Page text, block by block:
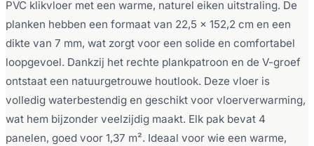
PVC klikvloer met een warme, naturel eiken uitstraling. De
planken hebben een formaat van 22,5 x 152,2 cm en een
dikte van 7 mm, wat zorgt voor een solide en comfortabel
loopgevoel. Dankzij het rechte plankpatroon en de V-groef
ontstaat een natuurgetrouwe houtlook. Deze vloer is
volledig waterbestendig en geschikt voor vloerverwarming,
wat hem bijzonder veelzijdig maakt. Elk pak bevat 4
panelen, goed voor 1,37 m². Ideaal voor wie een warme,